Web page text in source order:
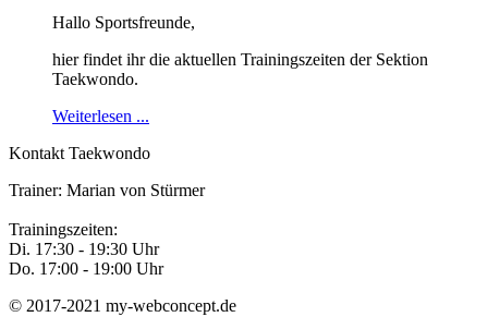
Hallo Sportsfreunde,
hier findet ihr die aktuellen Trainingszeiten der Sektion
Taekwondo.
Weiterlesen ...
Kontakt Taekwondo
Trainer: Marian von Stürmer
Trainingszeiten:
Di. 17:30 - 19:30 Uhr
Do. 17:00 - 19:00 Uhr
© 2017-2021 my-webconcept.de